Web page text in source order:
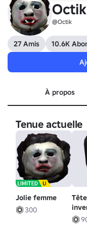
Octik
@Octik
27 Amis 10.6K
À propos
Tenue actuelle
Jolie femme
300